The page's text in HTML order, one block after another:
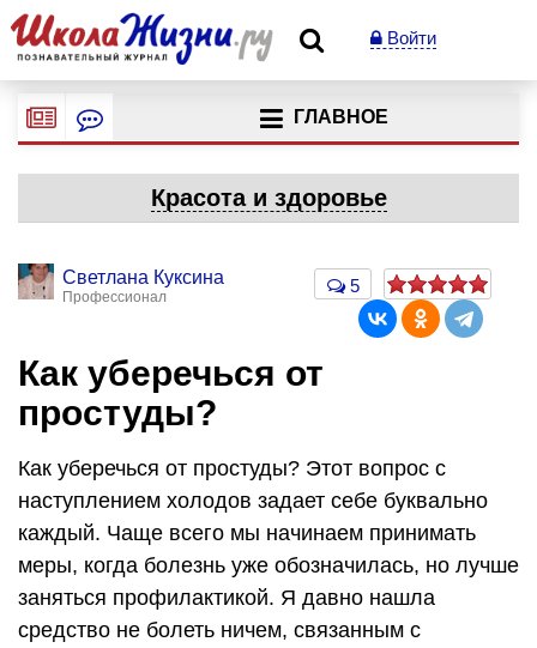
Войти
ГЛАВНОЕ
Красота и здоровье
Светлана Куксина
Профессионал
5
Как уберечься от
простуды?
Как уберечься от простуды? Этот вопрос с
наступлением холодов задает себе буквально
каждый. Чаще всего мы начинаем принимать
меры, когда болезнь уже обозначилась, но лучше
заняться профилактикой. Я давно нашла
средство не болеть ничем, связанным с